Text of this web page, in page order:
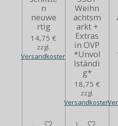
n
neuwe
rtig
14,75 €
zzgl.
Versandkosten
In den Warenkorb
Weihn
achtsm
arkt +
Extras
in OVP
*Unvol
lständi
g*
18,75 €
zzgl.
Versandkosten
In den